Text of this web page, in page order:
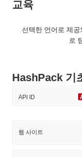
HashPack
HashPack (PACK)
할 수 있습니다. 가
래 쌍은 24시간 거
지난 24시간 동안
감소를 보여
타냅니다.
역대 최고가(ATH):
교육
선택한 언어로 제
로
HashPack 기
API ID
웹 사이트